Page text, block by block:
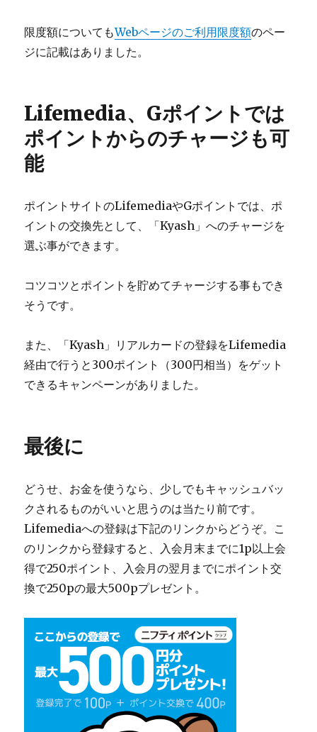
限度額についてもWebページのご利用限度額のペー
ジに記載はありました。
Lifemedia、Gポイントでは
ポイントからのチャージも可
能
ポイントサイトのLifemediaやGポイントでは、ポ
イントの交換先として、「Kyash」へのチャージを
選ぶ事ができます。
コツコツとポイントを貯めてチャージする事もでき
そうです。
また、「Kyash」リアルカードの登録をLifemedia
経由で行うと300ポイント（300円相当）をゲット
できるキャンペーンがありました。
最後に
どうせ、お金を使うなら、少しでもキャッシュバッ
クされるものがいいと思うのは当たり前です。
Lifemediaへの登録は下記のリンクからどうぞ。こ
のリンクから登録すると、入会月末までに1p以上会
得で250ポイント、入会月の翌月までにポイント交
換で250pの最大500pプレゼント。